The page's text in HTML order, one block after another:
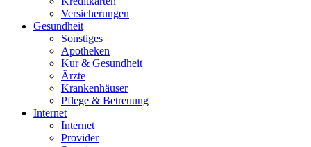
Versicherungen
Gesundheit
Sonstiges
Apotheken
Kur & Gesundheit
Ärzte
Krankenhäuser
Pflege & Betreuung
Internet
Internet
Provider